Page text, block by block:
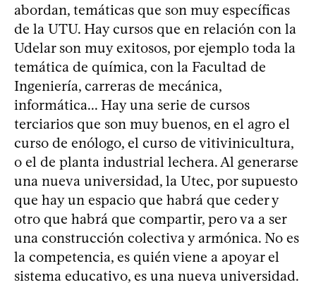
abordan, temáticas que son muy específicas
de la UTU. Hay cursos que en relación con la
Udelar son muy exitosos, por ejemplo toda la
temática de química, con la Facultad de
Ingeniería, carreras de mecánica,
informática... Hay una serie de cursos
terciarios que son muy buenos, en el agro el
curso de enólogo, el curso de vitivinicultura,
o el de planta industrial lechera. Al generarse
una nueva universidad, la Utec, por supuesto
que hay un espacio que habrá que ceder y
otro que habrá que compartir, pero va a ser
una construcción colectiva y armónica. No es
la competencia, es quién viene a apoyar el
sistema educativo, es una nueva universidad.